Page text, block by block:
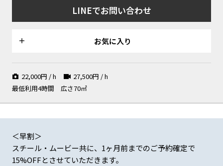
引じりのあるブルーと白の壁
物撮り背景にも印象的なカラー
奥行き感を出す撮影も可能
LINEでお問い合わせ
お気に入り
22,000円 / h 27,500円 / h
最低利用4時間
広さ70㎡
＜早割＞
スチール・ムービー共に、1ヶ月前までのご予約確定で
15%OFFとさせていただきます。